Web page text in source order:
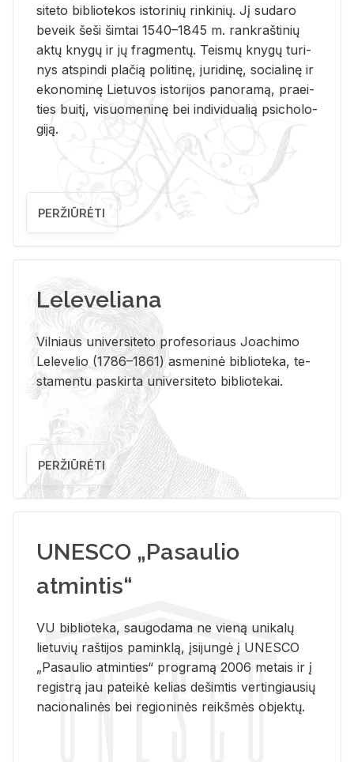
si­te­to bi­b­lio­te­kos is­to­ri­nių rin­ki­nių. Jį su­da­ro
be­veik šeši šim­tai 1540–1845 m. rank­raš­ti­nių
aktų kny­gų ir jų frag­men­tų. Teis­mų kny­gų tu­ri­
nys at­spin­di pla­čią po­li­ti­nę, ju­ri­di­nę, so­cia­li­nę ir
eko­no­mi­nę Lie­tu­vos is­to­ri­jos pa­no­ra­mą, pra­ei­
ties bui­tį, vi­suo­me­ni­nę bei in­di­vi­dua­lią psi­cho­lo­
gi­ją.
PERŽIŪRĖTI
Leleveliana
Vil­niaus uni­ver­si­te­to pro­fe­so­riaus Jo­a­chi­mo
Le­le­ve­lio (1786–1861) as­me­ni­nė bi­b­lio­te­ka, te­
sta­men­tu pa­skir­ta uni­ver­si­te­to bi­b­lio­te­kai.
PERŽIŪRĖTI
UNESCO „Pasaulio
atmintis“
VU biblioteka, saugodama ne vieną unikalų
lietuvių raštijos paminklą, įsijungė į UNESCO
„Pasaulio atminties“ programą 2006 metais ir į
registrą jau pateikė kelias dešimtis vertingiausių
nacionalinės bei regioninės reikšmės objektų.